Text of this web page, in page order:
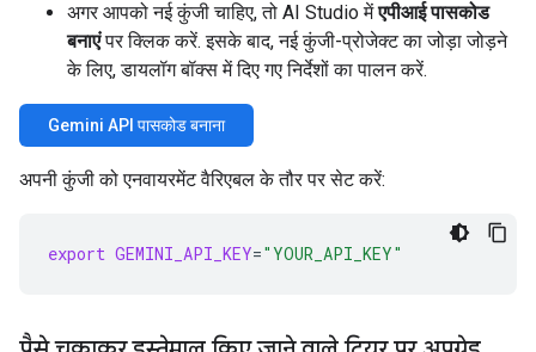
अगर आपको नई कुंजी चाहिए, तो AI Studio मेंएपीआई पासकोड
बनाएंपर क्लिक करें. इसके बाद, नई कुंजी-प्रोजेक्ट का जोड़ा जोड़ने
के लिए, डायलॉग बॉक्स में दिए गए निर्देशों का पालन करें.
Gemini API पासकोड बनाना
अपनी कुंजी को एनवायरमेंट वैरिएबल के तौर पर सेट करें:
export GEMINI_API_KEY="YOUR_API_KEY"